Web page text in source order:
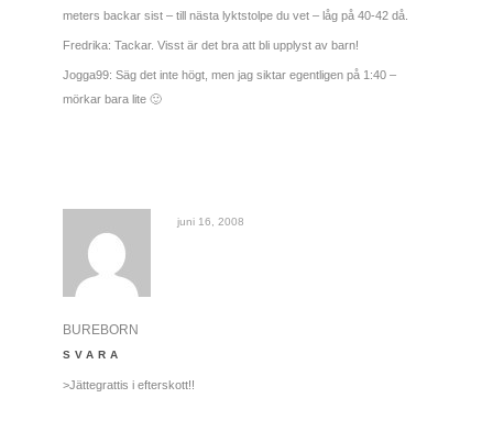
meters backar sist – till nästa lyktstolpe du vet – låg på 40-42 då.
Fredrika: Tackar. Visst är det bra att bli upplyst av barn!
Jogga99: Säg det inte högt, men jag siktar egentligen på 1:40 –
mörkar bara lite 🙂
juni 16, 2008
BUREBORN
SVARA
>Jättegrattis i efterskott!!